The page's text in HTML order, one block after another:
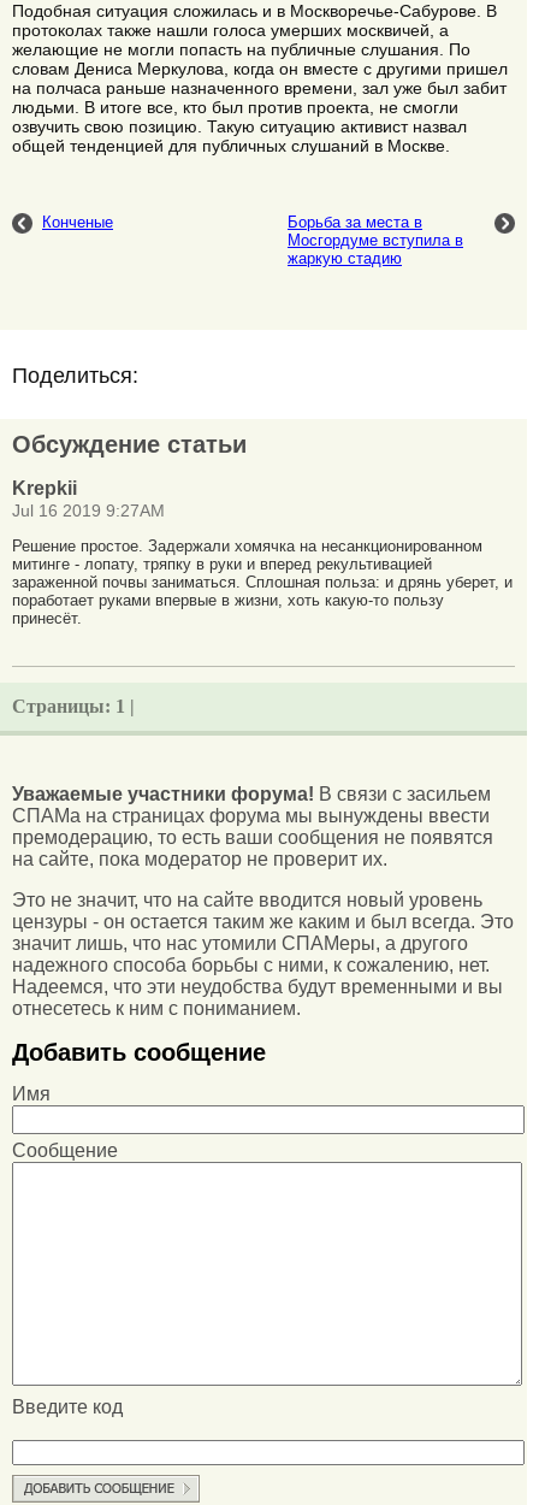
Подобная ситуация сложилась и в Москворечье-Сабурове. В
протоколах также нашли голоса умерших москвичей, а
желающие не могли попасть на публичные слушания. По
словам Дениса Меркулова, когда он вместе с другими пришел
на полчаса раньше назначенного времени, зал уже был забит
людьми. В итоге все, кто был против проекта, не смогли
озвучить свою позицию. Такую ситуацию активист назвал
общей тенденцией для публичных слушаний в Москве.
Конченые
Борьба за места в
Мосгордуме вступила в
жаркую стадию
Поделиться:
Обсуждение статьи
Krepkii
Jul 16 2019 9:27AM
Решение простое. Задержали хомячка на несанкционированном
митинге - лопату, тряпку в руки и вперед рекультивацией
зараженной почвы заниматься. Сплошная польза: и дрянь уберет, и
поработает руками впервые в жизни, хоть какую-то пользу
принесёт.
Страницы: 1 |
Уважаемые участники форума! В связи с засильем
СПАМа на страницах форума мы вынуждены ввести
премодерацию, то есть ваши сообщения не появятся
на сайте, пока модератор не проверит их.
Это не значит, что на сайте вводится новый уровень
цензуры - он остается таким же каким и был всегда. Это
значит лишь, что нас утомили СПАМеры, а другого
надежного способа борьбы с ними, к сожалению, нет.
Надеемся, что эти неудобства будут временными и вы
отнесетесь к ним с пониманием.
Добавить сообщение
Имя
Сообщение
Введите код